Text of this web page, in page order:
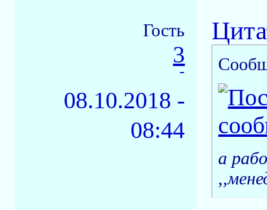
Гость
3
-
08.10.2018 -
08:44
а